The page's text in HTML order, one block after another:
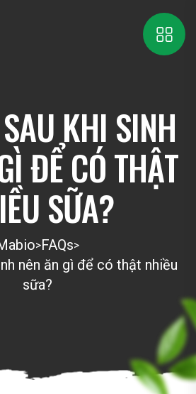
KHI SINH
ĐỂ CÓ THẬT
SỮA?
>FAQs>
nên ăn gì để có thật nhiều
sữa?